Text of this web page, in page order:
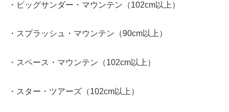
・ビッグサンダー・マウンテン（102cm以上）
・スプラッシュ・マウンテン（90cm以上）
・スペース・マウンテン（102cm以上）
・スター・ツアーズ（102cm以上）